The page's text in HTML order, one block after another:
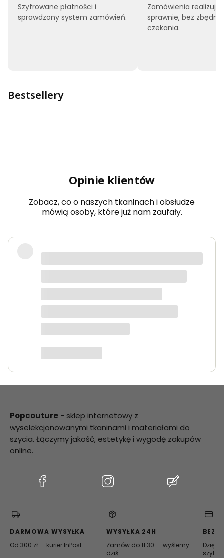
Szyfrowane płatności i
sprawdzony system zamówień.
Zamówienia
sprawnie, bez
czekania.
Bestsellery
Opinie klientów
Zobacz, co o naszych tkaninach i obsłudze
mówią osoby, które już nam zaufały.
Bardzo dobra jakość tkanin, kolory
dokładnie takie jak na zdjęciach.
Zamówienie przyszło szybko i było
Anna K.
Popcouture - sklep internetowy z
wyselekcjonowanymi tkaninami i materiałami do
szycia. Łączymy jakość, estetykę i wygodę zakupów
online.
(Otwiera
nowej
(Otwiera
DARMOWA WYSYŁKA
Od 300 zł — kurier InPost
WYSYŁKA 24H
Zamów do 11:30 — wyślemy
dziś
Dzięki